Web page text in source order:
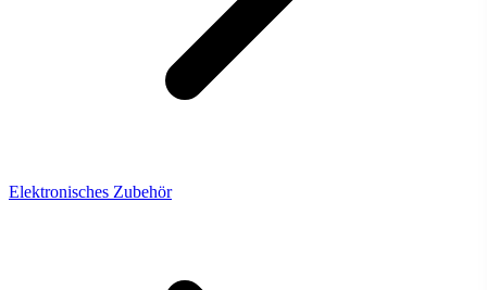
Elektronisches Zubehör